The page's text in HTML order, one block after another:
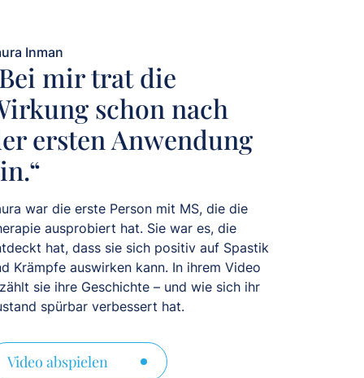
Inman
mir trat die
schon nach
ersten Anwendung
war die erste Person mit MS, die die
ausprobiert hat. Sie war es, die
hat, dass sie sich positiv auf Spastik
Krämpfe auswirken kann. In ihrem Video
sie ihre Geschichte – und wie sich ihr
spürbar verbessert hat.
Video abspielen